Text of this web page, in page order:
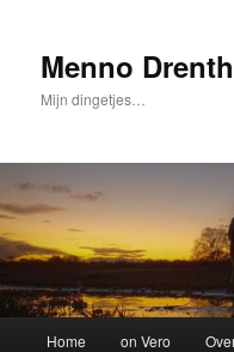
Menno
Mijn dingetjes…
Home on Vero